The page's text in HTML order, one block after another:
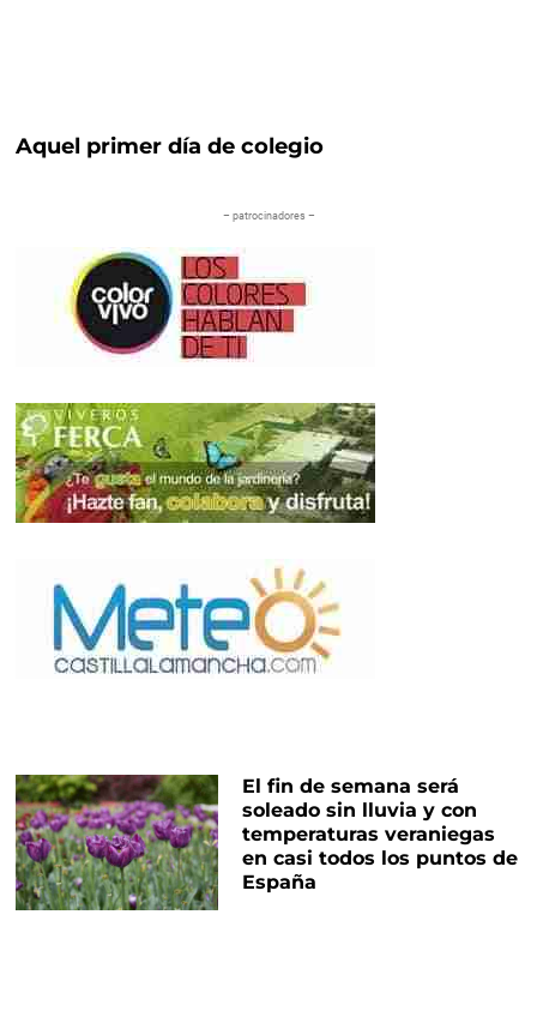
Aquel primer día de colegio
– patrocinadores –
El fin de semana será
soleado sin lluvia y con
temperaturas veraniegas
en casi todos los puntos de
España